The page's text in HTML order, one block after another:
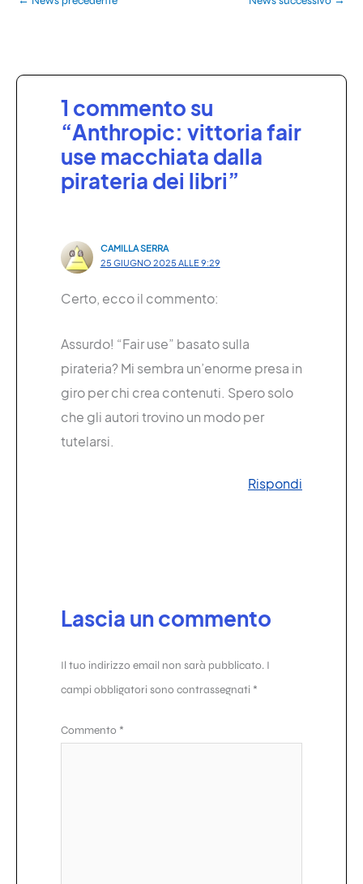
1 commento su
“Anthropic: vittoria fair
use macchiata dalla
pirateria dei libri”
CAMILLA SERRA
25 GIUGNO 2025 ALLE 9:29
Certo, ecco il commento:
Assurdo! “Fair use” basato sulla
pirateria? Mi sembra un’enorme presa in
giro per chi crea contenuti. Spero solo
che gli autori trovino un modo per
tutelarsi.
Rispondi
Lascia un commento
Il tuo indirizzo email non sarà pubblicato. I
campi obbligatori sono contrassegnati *
Commento *